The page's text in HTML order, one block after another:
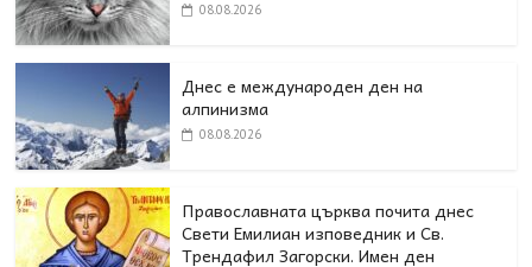
08.08.2026
Днес е международен ден на
алпинизма
08.08.2026
Православната църква почита днес
Свети Емилиан изповедник и Св.
Трендафил Загорски. Имен ден